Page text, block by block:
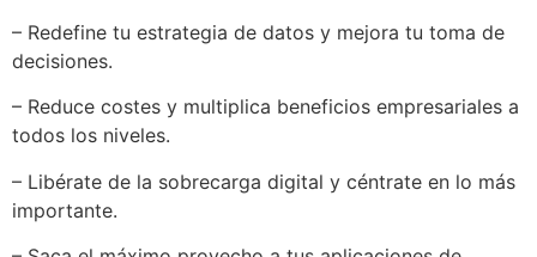
– Redefine tu estrategia de datos y mejora tu toma de
decisiones.
– Reduce costes y multiplica beneficios empresariales a
todos los niveles.
– Libérate de la sobrecarga digital y céntrate en lo más
importante.